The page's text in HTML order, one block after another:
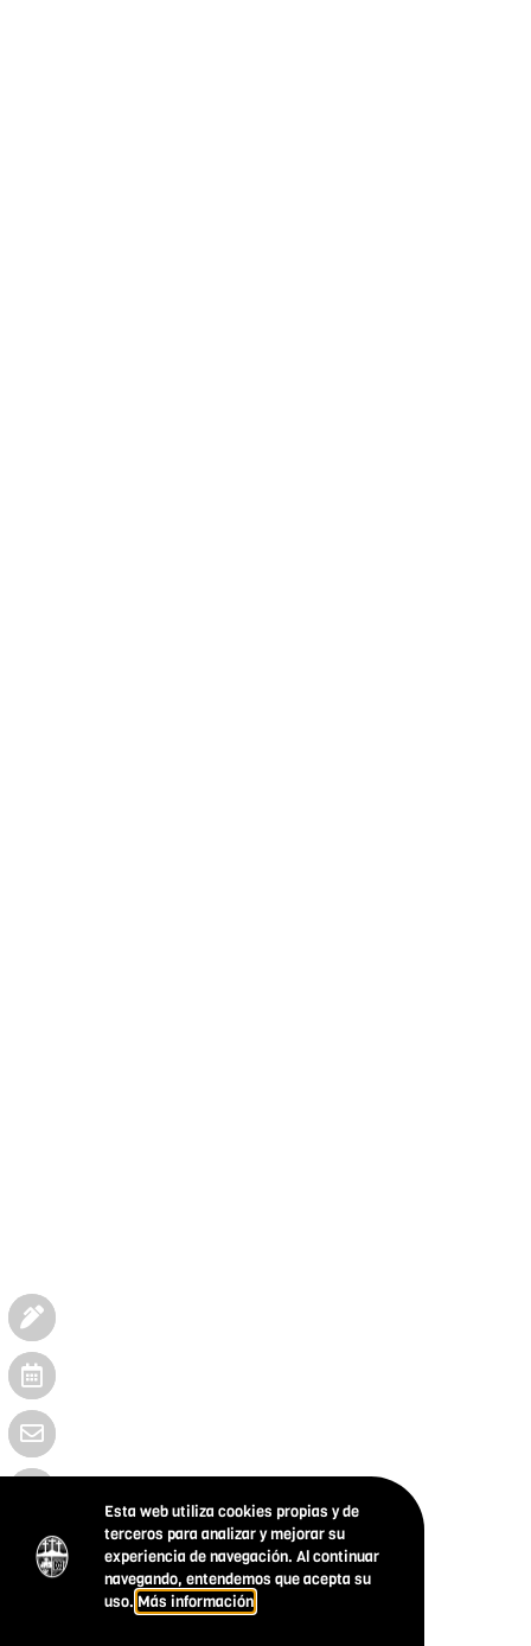
Esta web utiliza cookies propias y de
terceros para analizar y mejorar su
experiencia de navegación. Al continuar
navegando, entendemos que acepta su
uso. Más información